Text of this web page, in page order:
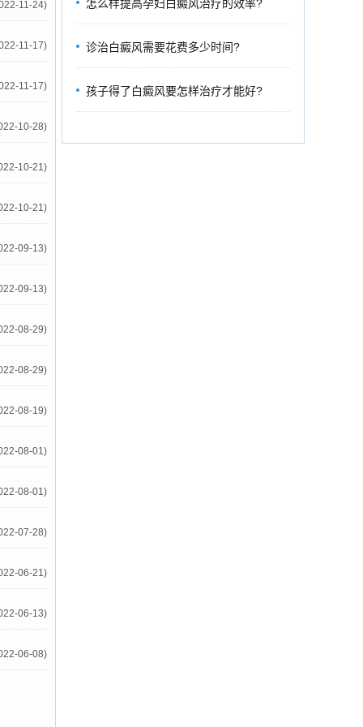
11-24)
11-17)
11-17)
10-28)
10-21)
10-21)
09-13)
09-13)
08-29)
08-29)
08-19)
08-01)
08-01)
07-28)
06-21)
06-13)
06-08)
怎么样提高孕妇白癜风治疗的效率?
诊治白癜风需要花费多少时间?
孩子得了白癜风要怎样治疗才能好?